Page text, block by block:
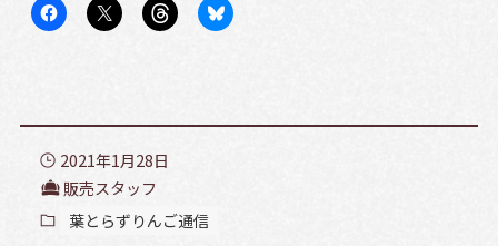
2021年1月28日
販売スタッフ
葉とらずりんご通信